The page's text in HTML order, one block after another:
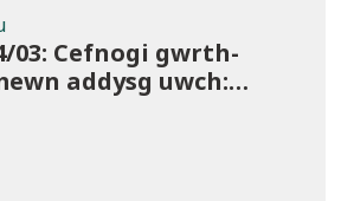
03: Cefnogi gwrth-
addysg uwch:
a dyraniadau 2024/25